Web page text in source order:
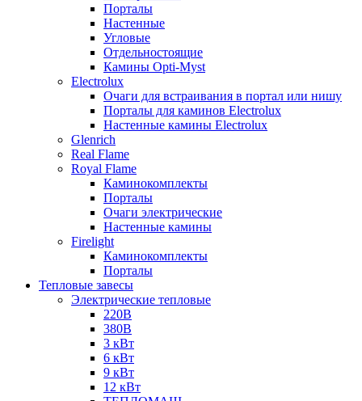
Порталы
Настенные
Угловые
Отдельностоящие
Камины Opti-Myst
Electrolux
Очаги для встраивания в портал или нишу
Порталы для каминов Electrolux
Настенные камины Electrolux
Glenrich
Rеal Flame
Royal Flame
Каминокомплекты
Порталы
Очаги электрические
Настенные камины
Firelight
Каминокомплекты
Порталы
Тепловые завесы
Электрические тепловые
220В
380В
3 кВт
6 кВт
9 кВт
12 кВт